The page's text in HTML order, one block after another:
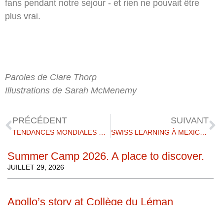
fans pendant notre séjour - et rien ne pouvait être
plus vrai.
Paroles de Clare Thorp
Illustrations de Sarah McMenemy
PRÉCÉDENT
TENDANCES MONDIALES DU CONSEIL UNIVERSITAIRE
SUIVANT
SWISS LEARNING À MEXICO 27 AVRIL 2022
Summer Camp 2026. A place to discover.
JUILLET 29, 2026
Apollo’s story at Collège du Léman